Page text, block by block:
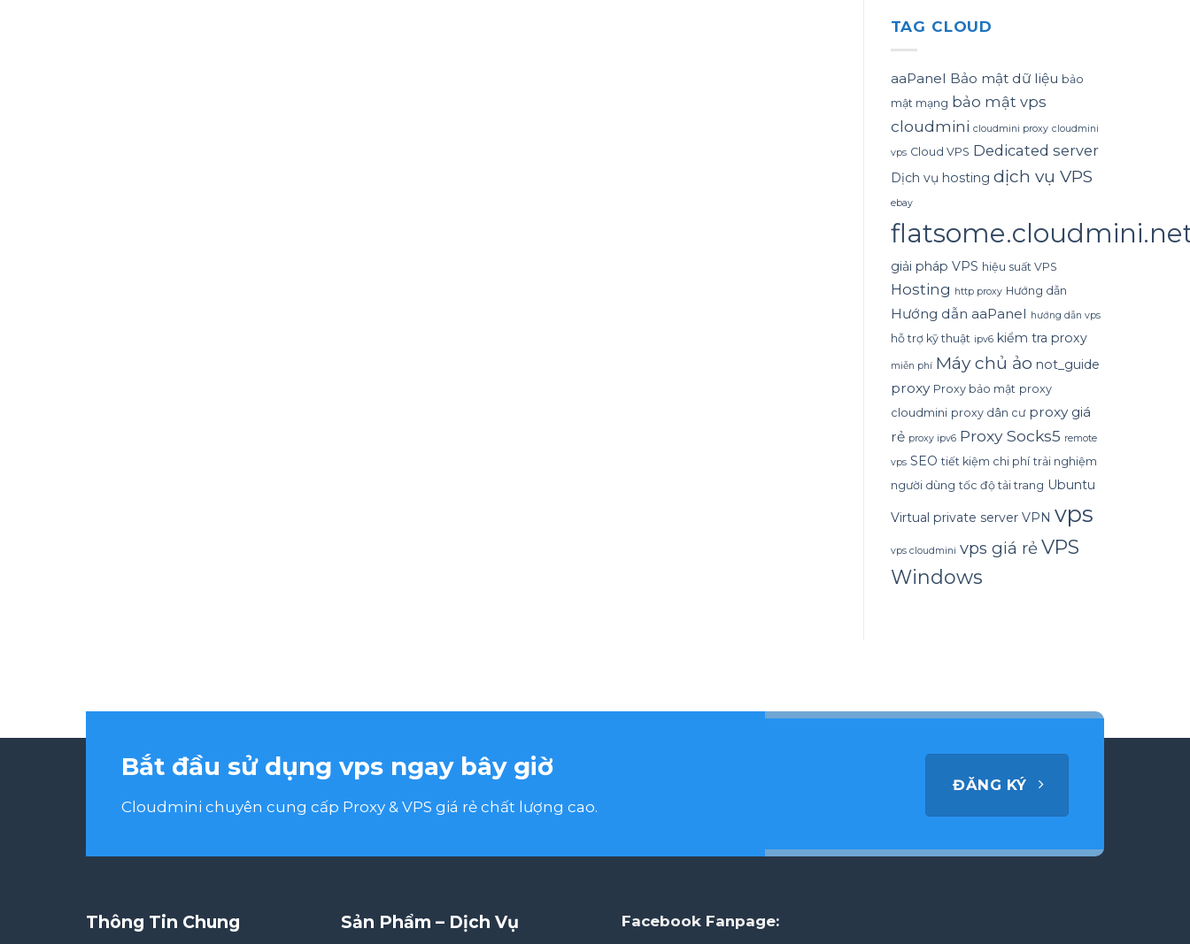
TAG CLOUD
aaPanel Bảo mật dữ liệu bảo
mật mạng bảo mật vps
cloudmini cloudmini proxy cloudmini
vps Cloud VPS Dedicated server
Dịch vụ hosting dịch vụ VPS
ebay
giải pháp VPS hiệu suất VPS
Hosting http proxy Hướng dẫn
Hướng dẫn aaPanel hướng dẫn vps
hỗ trợ kỹ thuật ipv6 kiểm tra proxy
miễn phí Máy chủ ảo not_guide
proxy Proxy bảo mật proxy
cloudmini proxy dân cư proxy giá
rẻ proxy ipv6 Proxy Socks5 remote
vps SEO tiết kiệm chi phí trải nghiệm
người dùng tốc độ tải trang Ubuntu
Virtual private server VPN vps
vps cloudmini vps giá rẻVPS
Windows
Bắt đầu sử dụng vps ngay bây giờ
Cloudmini chuyên cung cấp Proxy & VPS giá rẻ chất lượng cao.
ĐĂNG KÝ
Thông Tin Chung Sản Phẩm – Dịch Vụ Facebook Fanpage: